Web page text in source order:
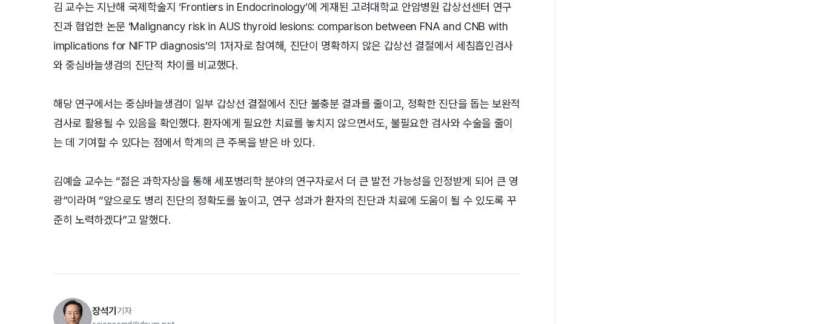
김 교수는 지난해 국제학술지 ‘Frontiers in Endocrinology’에 게재된 고려대학교 안암병원 갑상선센터 연구
진과 협업한 논문 ‘Malignancy risk in AUS thyroid lesions: comparison between FNA and CNB with
implications for NIFTP diagnosis’의 1저자로 참여해, 진단이 명확하지 않은 갑상선 결절에서 세침흡인검사
와 중심바늘생검의 진단적 차이를 비교했다.
해당 연구에서는 중심바늘생검이 일부 갑상선 결절에서 진단 불충분 결과를 줄이고, 정확한 진단을 돕는 보완적
검사로 활용될 수 있음을 확인했다. 환자에게 필요한 치료를 놓치지 않으면서도, 불필요한 검사와 수술을 줄이
는 데 기여할 수 있다는 점에서 학계의 큰 주목을 받은 바 있다.
김예슬 교수는 “젊은 과학자상을 통해 세포병리학 분야의 연구자로서 더 큰 발전 가능성을 인정받게 되어 큰 영
광”이라며 “앞으로도 병리 진단의 정확도를 높이고, 연구 성과가 환자의 진단과 치료에 도움이 될 수 있도록 꾸
준히 노력하겠다”고 말했다.
장석기 기자